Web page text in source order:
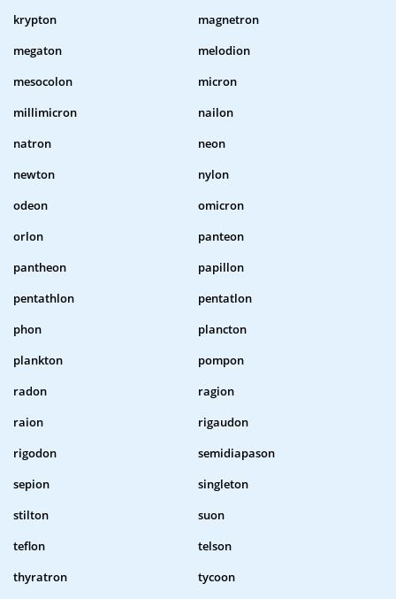
krypton
magnetron
megaton
melodion
mesocolon
micron
millimicron
nailon
natron
neon
newton
nylon
odeon
omicron
orlon
panteon
pantheon
papillon
pentathlon
pentatlon
phon
plancton
plankton
pompon
radon
ragion
raion
rigaudon
rigodon
semidiapason
sepion
singleton
stilton
suon
teflon
telson
thyratron
tycoon